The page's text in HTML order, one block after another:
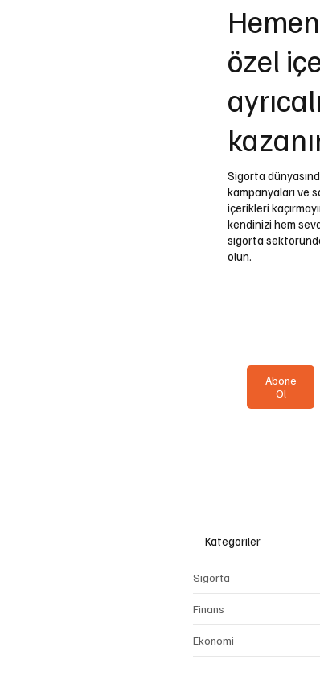
özel
Abone
Ol
Sigorta
kampanyaları ve
içerikleri
kendinizi hem
sigorta
olun.
Kategoriler
Sigorta
Finans
Ekonomi